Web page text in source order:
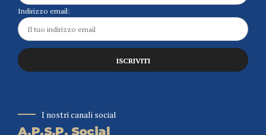
Indirizzo email:
I nostri canali social
A.P.S.P. Social